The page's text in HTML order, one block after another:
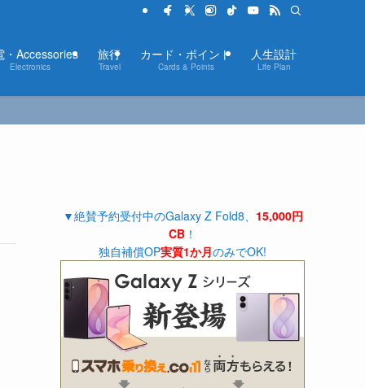
・Accessories
Electronics
旅行
Travel
カード・ポイント
Cards & Points
人生設計
Life Plan
▼絶賛予約受付中のGalaxy Z Fold8、 15,000円
CB ！
独自補償OP実質1か月のみでOK!